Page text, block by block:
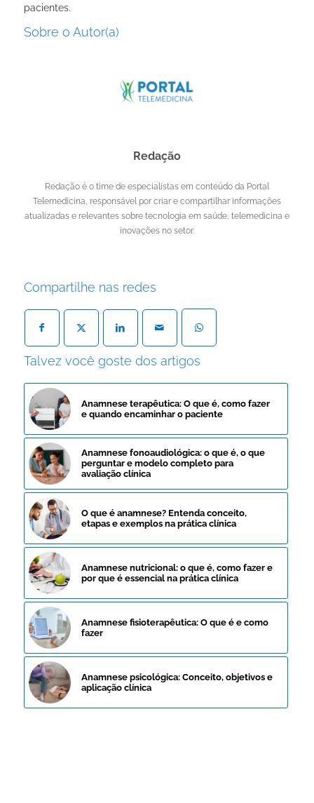
pacientes.
Sobre o Autor(a)
Redação
Redação é o time de especialistas em conteúdo da Portal
Telemedicina, responsável por criar e compartilhar informações
atualizadas e relevantes sobre tecnologia em saúde, telemedicina e
inovações no setor.
Compartilhe nas redes
Talvez você goste dos artigos
Anamnese terapêutica: O que é, como fazer
e quando encaminhar o paciente
Anamnese fonoaudiológica: o que é, o que
perguntar e modelo completo para
avaliação clínica
O que é anamnese? Entenda conceito,
etapas e exemplos na prática clínica
Anamnese nutricional: o que é, como fazer e
por que é essencial na prática clínica
Anamnese fisioterapêutica: O que é e como
fazer
Anamnese psicológica: Conceito, objetivos e
aplicação clínica